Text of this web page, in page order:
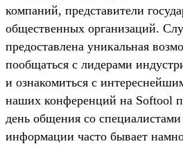
компаний, представители
общественных организаций.
предоставлена уникальная
пообщаться с лидерами
и ознакомиться с
наших конференций на Softool
день общения со
информации часто бывает